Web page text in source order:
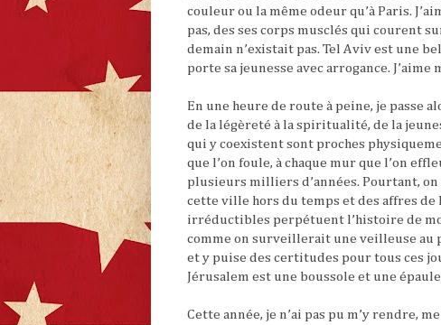
couleur ou la même odeur qu’à Paris.
pas, des ses corps musclés qui courent
demain n’existait pas. Tel Aviv est une
porte sa jeunesse avec arrogance.
En une heure de route à peine, je passe
de la légèreté à la spiritualité, de la
qui y coexistent sont proches
que l’on foule, à chaque mur que l’on
plusieurs milliers d’années. Pourtant,
cette ville hors du temps et des affres de
irréductibles perpétuent l’histoire de
comme on surveillerait une veilleuse au
et y puise des certitudes pour tous ces
Jérusalem est une boussole et une
Cette année, je n’ai pas pu m’y rendre,